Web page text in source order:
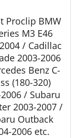
Proclip BMW
M3 E46
/ Cadillac
2003-2006
Benz C-
(180-320)
/ Subaru
2003-2007 /
Outback
2006 etc.